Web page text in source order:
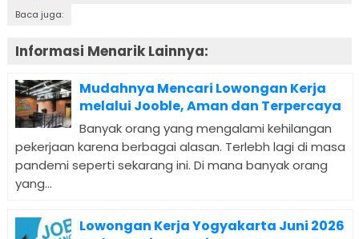
Baca juga:
Informasi Menarik Lainnya:
Mudahnya Mencari Lowongan Kerja
melalui Jooble, Aman dan Terpercaya
Banyak orang yang mengalami kehilangan
pekerjaan karena berbagai alasan. Terlebh lagi di masa
pandemi seperti sekarang ini. Di mana banyak orang
yang...
Lowongan Kerja Yogyakarta Juni 2026